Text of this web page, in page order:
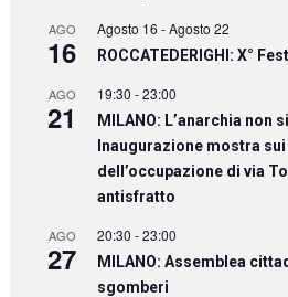
AGO
16
Agosto 16 -Agosto 22
ROCCATEDERIGHI: X°
AGO
21
19:30 -23:00
MILANO: L’anarchia non
Inaugurazione mostra sui
dell’occupazione di via
antisfratto
AGO
27
20:30 -23:00
MILANO: Assemblea
sgomberi